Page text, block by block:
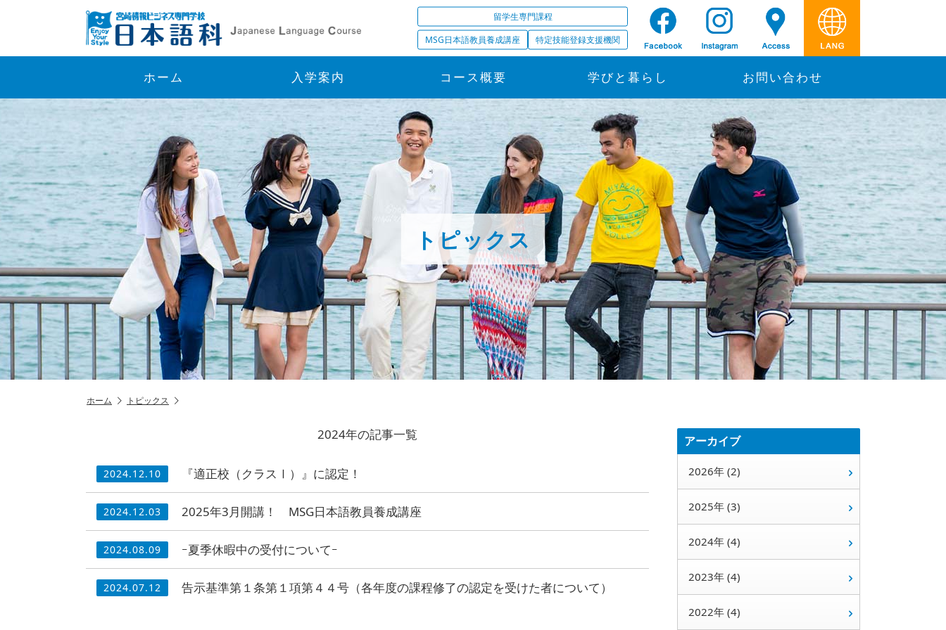
留学生専門課程
MSG日本語教員養成講座
特定技能登録支援機関
ホーム 入学案内 コース概要 学びと暮らし お問い合わせ
トピックス
ホーム トピックス
2024年の記事一覧
2024.12.10 『適正校（クラスⅠ）』に認定！
2024.12.03 2025年3月開講！ MSG⽇本語教員養成講座
2024.08.09 ｰ夏季休暇中の受付についてｰ
2024.07.12 告示基準第１条第１項第４４号（各年度の課程修了の認定を受けた者について）
アーカイブ
2026年 (2)
2025年 (3)
2024年 (4)
2023年 (4)
2022年 (4)